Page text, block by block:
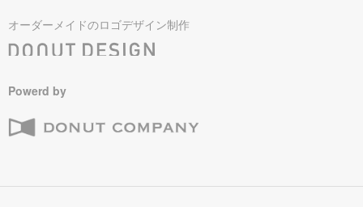
オーダーメイドのロゴデザイン制作
Powerd by